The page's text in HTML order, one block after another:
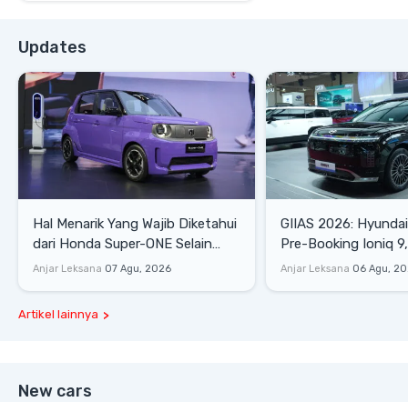
Updates
Hal Menarik Yang Wajib Diketahui
dari Honda Super-ONE Selain
Harga
Anjar Leksana 07 Agu, 2026
GIIAS 2026:
Pre-Booking Ioniq
Rp1,49 Miliar
Anjar Leksana 06 Agu,
Artikel lainnya
New cars